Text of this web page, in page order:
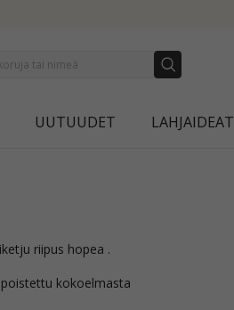
UUTUUDET LAHJAIDEAT
riipus hopea .
poistettu kokoelmasta